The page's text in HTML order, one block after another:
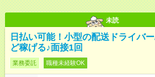
未読
日払い可能！小型の配送ドライバ
ど稼げる♪面接1回
業務委託 職種未経験OK